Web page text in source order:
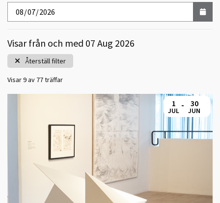
Visarfrån och med 07 Aug 2026
Återställ filter
Visar9av 77träffar
1
JUL - 30
JUN